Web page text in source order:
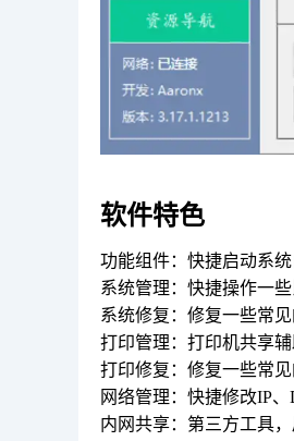
软件特色
功能组件：快捷启动系
系统管理：快捷操作一
系统修复：修复一些常
打印管理：打印机共享辅
打印修复：修复一些常
网络管理：快捷修改IP
内网共享：第三方工具